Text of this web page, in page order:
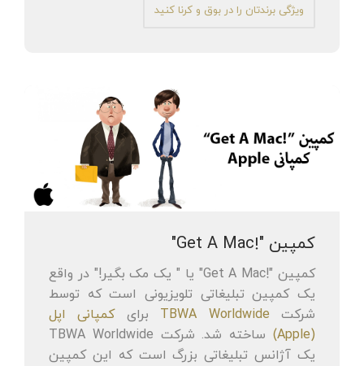
ویژگی برندتان را در بوق و کرنا کنید
کمپین "!Get A Mac"
کمپین "!Get A Mac" یا " یک مک بگیر!" در واقع
یک کمپین تبلیغاتی تلویزیونی است که توسط
شرکت TBWA Worldwide برایکمپانی اپل
(Apple)
ساخته شد. شرکت TBWA Worldwide
یک آژانس تبلیغاتی بزرگ است که این کمپین